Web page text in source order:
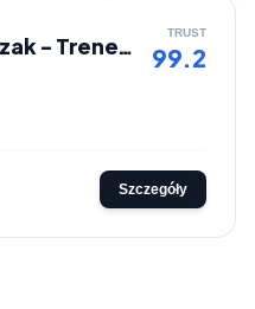
Przemysław Kozak - Trener i dietetyk online TRUST
99.2
Szczegóły